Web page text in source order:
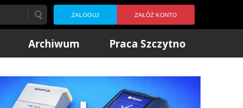
ZALOGUJ ZAŁÓŻ KONTO
Archiwum Praca Szczytno